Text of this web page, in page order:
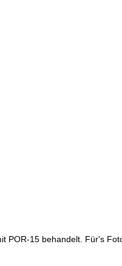
POR-15 behandelt. Für's